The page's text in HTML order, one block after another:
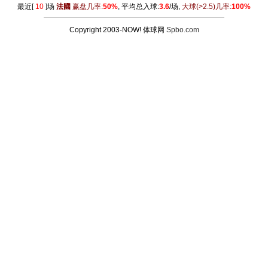
最近[ 10 ]场 法國 赢盘几率:50%, 平均总入球:3.6/场, 大球(>2.5)几率:100%
Copyright 2003-NOW! 体球网 Spbo.com